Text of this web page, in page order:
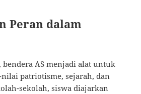
Peran dalam
AS menjadi alat untuk
patriotisme, sejarah, dan
sekolah, siswa diajarkan